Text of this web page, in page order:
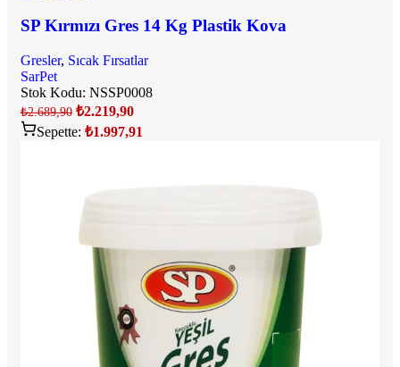
SP Kırmızı Gres 14 Kg Plastik Kova
Gresler, Sıcak Fırsatlar
SarPet
Stok Kodu: NSSP0008
₺2.689,90 ₺2.219,90
Sepette: ₺1.997,91